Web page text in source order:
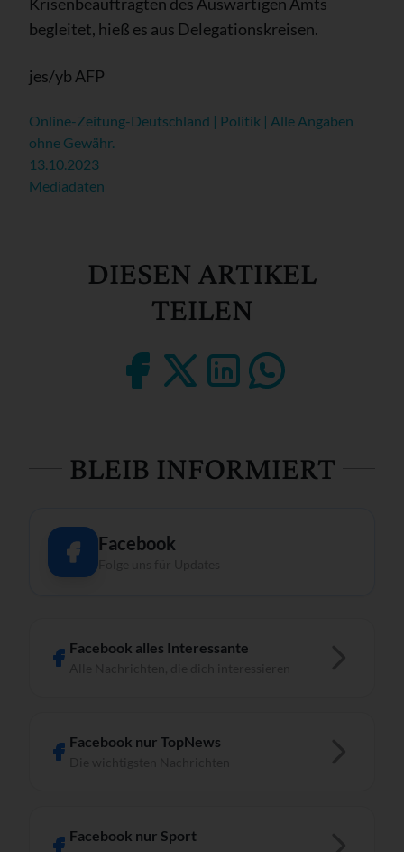
begleitet, hieß es aus Delegationskreisen.
jes/yb AFP
Online-Zeitung-Deutschland | Politik | Alle Angaben
ohne Gewähr.
13.10.2023
Mediadaten
DIESEN ARTIKEL
TEILEN
BLEIB INFORMIERT
Facebook
Facebook alles Interessante
Facebook nur TopNews
Facebook nur Sport